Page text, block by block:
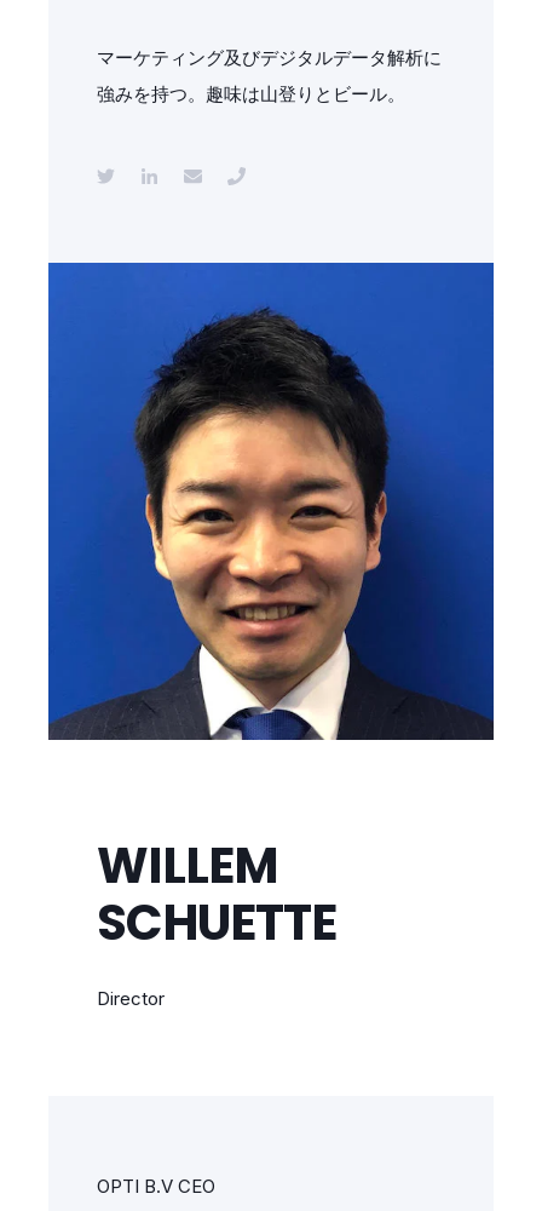
マーケティング及びデジタルデータ解析に
強みを持つ。趣味は山登りとビール。
WILLEM
SCHUETTE
Director
OPTI B.V CEO